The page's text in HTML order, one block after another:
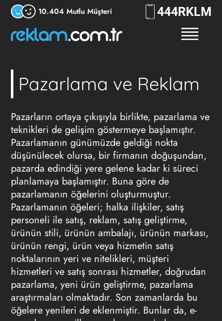
10.404 Mutlu Müşteri 444RKLM
Pazarlama ve Reklam
Pazarların ortaya çıkışıyla birlikte, pazarlama ve
teknikleri de gelişim göstermeye başlamıştır.
Pazarlamanın günümüzde geldiği nokta
düşünülecek olursa, bir firmanın doğuşundan,
pazarda edindiği yere gelene kadar ki süreci
planlamaya başlamıştır. Buna göre de
pazarlamanın öğelerini oluşturmuştur.
Pazarlamanın öğeleri; halka ilişkiler, satış
personeli ile satış, reklam, satış geliştirme,
ürünün stili, ürünün ambalajı, ürünün markası,
ürünün rengi, ürün veya hizmetin satış
noktalarının yeri ve nitelikleri, müşteri
hizmetleri ve satış sonrası hizmetler, doğrudan
pazarlama, yeni ürün geliştirme, pazarlama
araştırmaları olmaktadır. Son zamanlarda bu
öğelere yenileri de eklenmiştir. Bunlar da, e-